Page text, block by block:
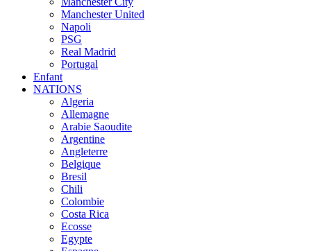
Manchester United
Napoli
PSG
Real Madrid
Portugal
Enfant
NATIONS
Algeria
Allemagne
Arabie Saoudite
Argentine
Angleterre
Belgique
Bresil
Chili
Colombie
Costa Rica
Ecosse
Egypte